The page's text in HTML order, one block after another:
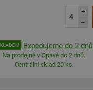
+
–
Expedujeme do 2 dnů
Na prodejně v Opavě do 2 dnů.
Centrální sklad 20 ks.